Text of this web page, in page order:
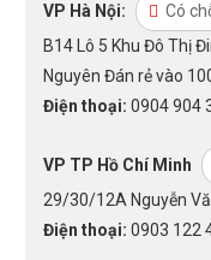
VP Hà Nội:
Có
B14 Lô 5 Khu Đô Thị
Nguyên Đán rẻ vào
Điện thoại: 0904 904
VP TP Hồ Chí Minh
29/30/12A Nguyễn
Điện thoại: 0903 122